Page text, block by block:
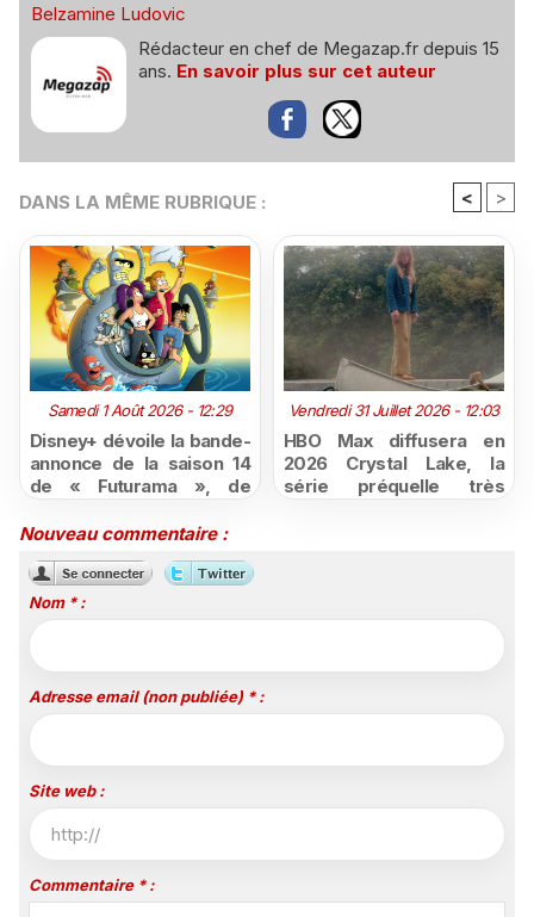
Belzamine Ludovic
Rédacteur en chef de Megazap.fr depuis 15
ans. En savoir plus sur cet auteur
DANS LA MÊME RUBRIQUE : < >
Samedi 1 Août 2026 - 12:29
Disney+ dévoile la bande-
annonce de la saison 14
de « Futurama », de
Vendredi 31 Juillet 2026 - 12:03
HBO Max diffusera en
2026 Crystal Lake, la
série préquelle très
Nouveau commentaire :
Nom * :
Adresse email (non publiée) * :
Site web :
Commentaire * :